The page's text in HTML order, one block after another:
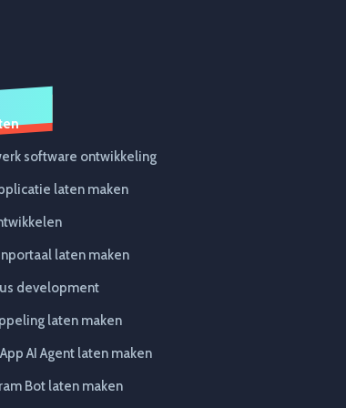
software ontwikkeling
laten maken
laten maken
development
laten maken
AI Agent laten maken
Bot laten maken